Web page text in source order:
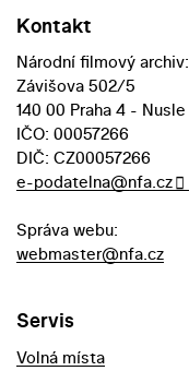
Kontakt
Národní filmový archiv:
Závišova 502/5
140 00 Praha 4 - Nusle
IČO: 00057266
DIČ: CZ00057266
e-podatelna@nfa.cz
Správa webu:
webmaster@nfa.cz
Servis
Volná místa